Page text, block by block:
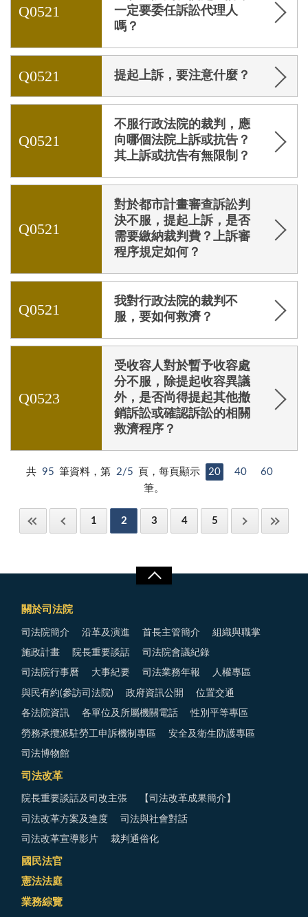
Q0521
一定要委任訴訟代理人
嗎？
Q0521 提起上訴，要注意什麼？
Q0521
不服行政法院的裁判，應
向哪個法院上訴或抗告？
其上訴或抗告有無限制？
Q0521
對於都市計畫審查訴訟判
決不服，提起上訴，是否
需要繳納裁判費？上訴審
程序規定如何？
Q0521
我對行政法院的裁判不
服，要如何救濟？
Q0523
受收容人對於暫予收容處
分不服，除提起收容異議
外，是否尚得提起其他撤
銷訴訟或確認訴訟的相關
救濟程序？
共 95 筆資料，第 2/5 頁，每頁顯示 20 40
60
筆。
1 2 3 4 5
關於司法院
司法院簡介 沿革及演進 首長主管簡介 組織與職掌
施政計畫 院長重要談話 司法院會議紀錄
司法院行事曆 大事紀要 司法業務年報 人權專區
與民有約(參訪司法院) 政府資訊公開 位置交通
各法院資訊 各單位及所屬機關電話 性別平等專區
勞務承攬派駐勞工申訴機制專區 安全及衛生防護專區
司法博物館
司法改革
院長重要談話及司改主張 【司法改革成果簡介】
司法改革方案及進度 司法與社會對話
司法改革宣導影片 裁判通俗化
國民法官
憲法法庭
業務綜覽